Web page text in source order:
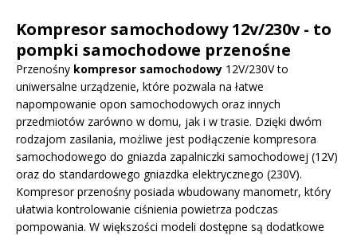
Kompresor samochodowy 12v/230v - to
pompki samochodowe przenośne
Przenośny kompresor samochodowy 12V/230V to
uniwersalne urządzenie, które pozwala na łatwe
napompowanie opon samochodowych oraz innych
przedmiotów zarówno w domu, jak i w trasie. Dzięki dwóm
rodzajom zasilania, możliwe jest podłączenie kompresora
samochodowego do gniazda zapalniczki samochodowej (12V)
oraz do standardowego gniazdka elektrycznego (230V).
Kompresor przenośny posiada wbudowany manometr, który
ułatwia kontrolowanie ciśnienia powietrza podczas
pompowania. W większości modeli dostępne są dodatkowe